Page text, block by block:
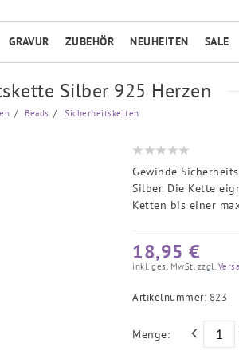
GRAVUR ZUBEHÖR NEUHEITEN SALE
Silber 925 Herzen
Beads Sicherheitsketten
Gewinde
Silber. Die Kette
Ketten bis einer
18,95 €
inkl. ges. MwSt. zzgl.
Artikelnummer: 823
Menge: